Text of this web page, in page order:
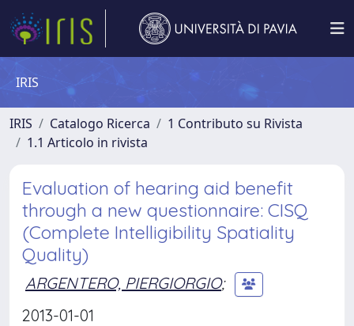
IRIS
IRIS Catalogo Ricerca
1 Contributo su Rivista
1.1 Articolo in rivista
Evaluation of hearing aid benefit
through a new questionnaire: CISQ
(Complete Intelligibility Spatiality
Quality)
ARGENTERO, PIERGIORGIO;
2013-01-01